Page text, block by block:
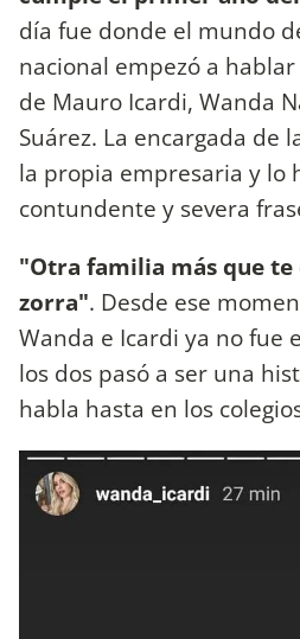
día fue donde el mundo
nacional empezó a
de Mauro Icardi, Wanda
Suárez. La encargada de
la propia empresaria y lo
contundente y severa
"Otra familia más que te
zorra". Desde ese
Wanda e Icardi ya no fue
los dos pasó a ser una
habla hasta en los